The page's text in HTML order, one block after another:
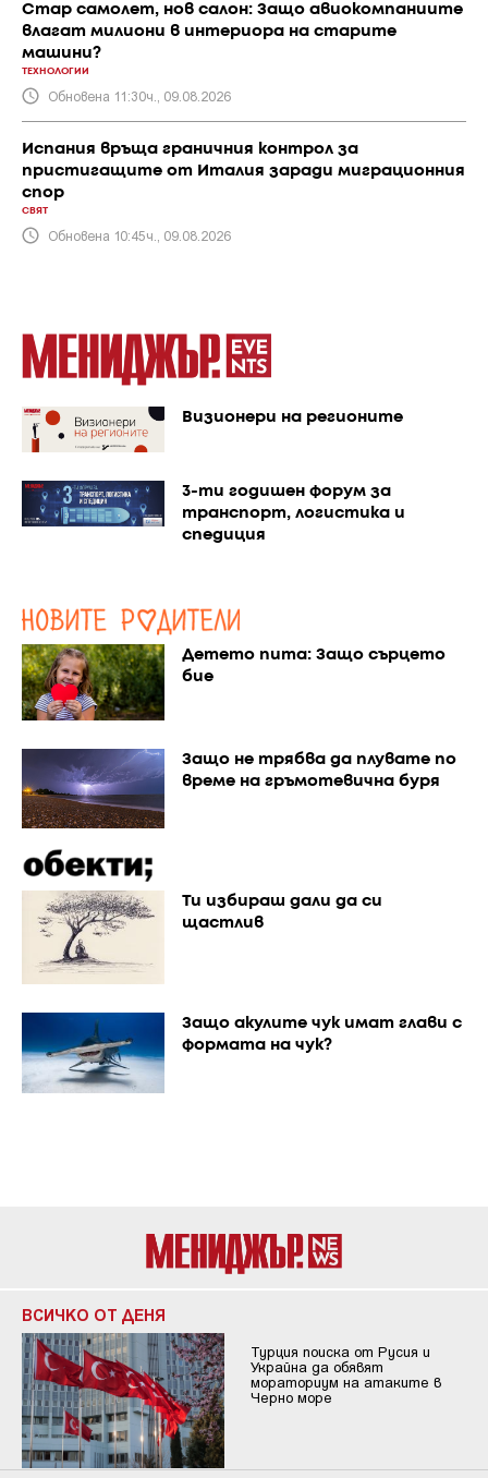
Стар самолет, нов салон: Защо авиокомпаниите
влагат милиони в интериора на старите
машини?
ТЕХНОЛОГИИ
Обновена 11:30ч., 09.08.2026
Испания връща граничния контрол за
пристигащите от Италия заради миграционния
спор
СВЯТ
Обновена 10:45ч., 09.08.2026
Визионери на регионите
3-ти годишен форум за
транспорт, логистика и
спедиция
Детето пита: Защо сърцето
бие
Защо не трябва да плувате по
време на гръмотевична буря
Ти избираш дали да си
щастлив
Защо акулите чук имат глави с
формата на чук?
ВСИЧКО ОТ ДЕНЯ
Турция поиска от Русия и
Украйна да обявят
мораториум на атаките в
Черно море